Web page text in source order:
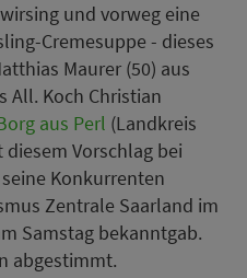
und vorweg eine
Cremesuppe - dieses
Maurer (50) aus
All. Koch Christian
aus Perl (Landkreis
Vorschlag bei
Konkurrenten
Zentrale Saarland im
Samstag bekanntgab.
abgestimmt.